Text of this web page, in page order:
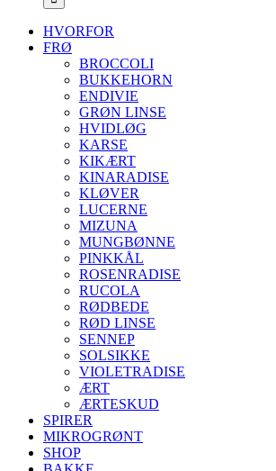
HVORFOR
FRØ
BROCCOLI
BUKKEHORN
ENDIVIE
GRØN LINSE
HVIDLØG
KARSE
KIKÆRT
KINARADISE
KLØVER
LUCERNE
MIZUNA
MUNGBØNNE
PINKKÅL
ROSENRADISE
RUCOLA
RØDBEDE
RØD LINSE
SENNEP
SOLSIKKE
VIOLETRADISE
ÆRT
ÆRTESKUD
SPIRER
MIKROGRØNT
SHOP